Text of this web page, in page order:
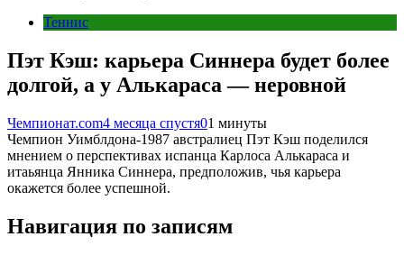
Теннис
Пэт Кэш: карьера Синнера будет более
долгой, а у Алькараса — неровной
Чемпионат.com4 месяца спустя01 минуты
Чемпион Уимблдона‑1987 австралиец Пэт Кэш поделился
мнением о перспективах испанца Карлоса Алькараса и
итаьянца Янника Синнера, предположив, чья карьера
окажется более успешной.
Навигация по записям